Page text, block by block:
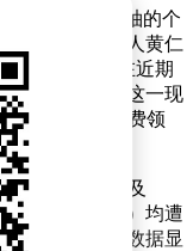
热潮，科技领袖的个
。英伟达创始人黄仁
，这件单品在近期
应求的情况。这一现
始人文化向消费领
威夷衬衫，以及
（定价75美元）均遭
罄。电商平台数据显